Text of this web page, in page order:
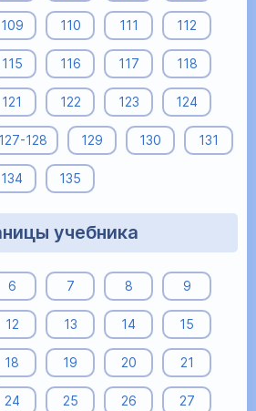
109 110 111 112
115 116 117 118
121 122 123 124
127-128 129 130 131
134 135
учебника
6 7 8 9
12 13 14 15
18 19 20 21
24 25 26 27